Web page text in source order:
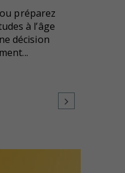
préparez
à l’âge
décision